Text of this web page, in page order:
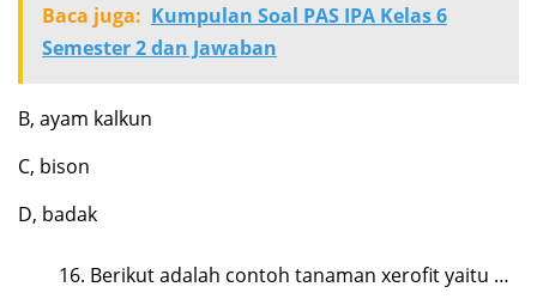
Baca juga: Kumpulan Soal PAS IPA Kelas 6
Semester 2 dan Jawaban
B, ayam kalkun
C, bison
D, badak
Berikut adalah contoh tanaman xerofit yaitu …